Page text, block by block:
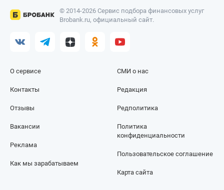
© 2014-2026 Сервис подбора финансовых услуг
Brobank.ru, официальный сайт.
О сервисе
Контакты
Отзывы
СМИ о нас
Редакция
Редполитика
Вакансии
Реклама
Как мы зарабатываем
Политика
конфиденциальности
Пользовательское соглашение
Карта сайта